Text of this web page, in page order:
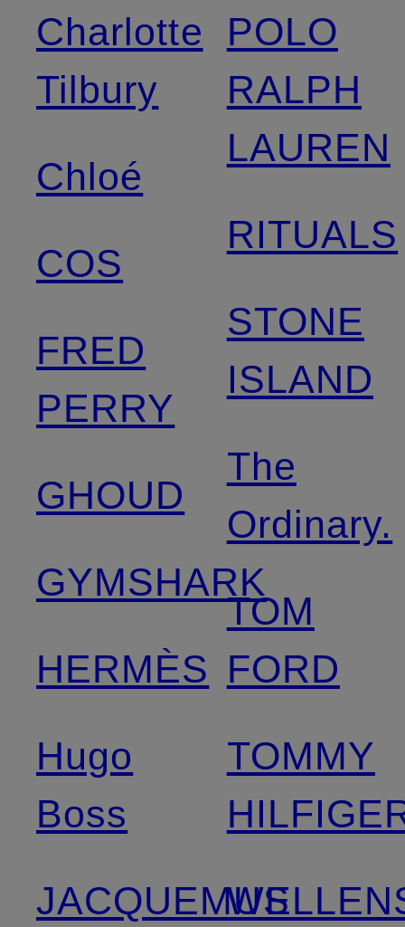
Charlotte
Tilbury
Chloé
COS
FRED
PERRY
GHOUD
GYMSHARK
HERMÈS
Hugo
Boss
JACQUEMUS
POLO
RALPH
LAUREN
RITUALS
STONE
ISLAND
The
Ordinary.
TOM
FORD
TOMMY